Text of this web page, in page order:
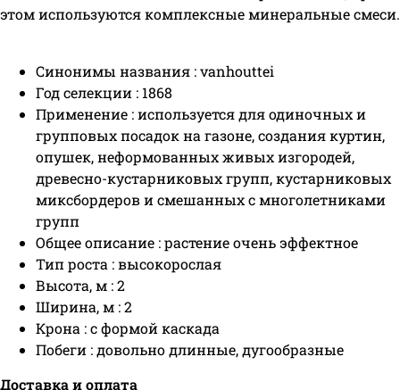
этом используются комплексные минеральные смеси.
Синонимы названия : vanhouttei
Год селекции : 1868
Применение : используется для одиночных и
групповых посадок на газоне, создания куртин,
опушек, неформованных живых изгородей,
древесно-кустарниковых групп, кустарниковых
миксбордеров и смешанных с многолетниками
групп
Общее описание : растение очень эффектное
Тип роста : высокорослая
Высота, м : 2
Ширина, м : 2
Крона : с формой каскада
Побеги : довольно длинные, дугообразные
Доставка и оплата